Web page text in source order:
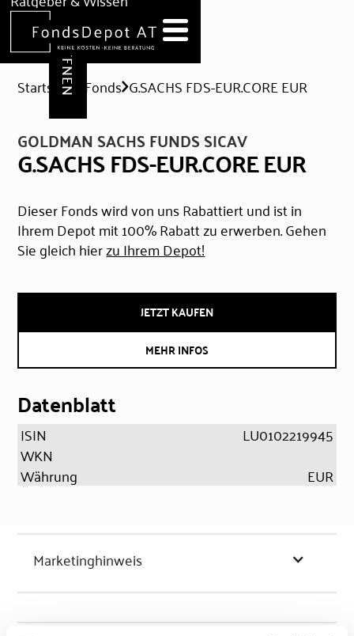
Hilfe & Formulare
DEPOT ERÖFFNEN
Startseite Fonds G.SACHS FDS-EUR.CORE EUR
GOLDMAN SACHS FUNDS SICAV
G.SACHS FDS-EUR.CORE EUR
Dieser Fonds wird von uns Rabattiert und ist in
Ihrem Depot mit 100% Rabatt zu erwerben. Gehen
Sie gleich hierzu Ihrem Depot!
JETZT KAUFEN
MEHR INFOS
Datenblatt
ISIN
LU0102219945
WKN
Währung
EUR
Marketinghinweis